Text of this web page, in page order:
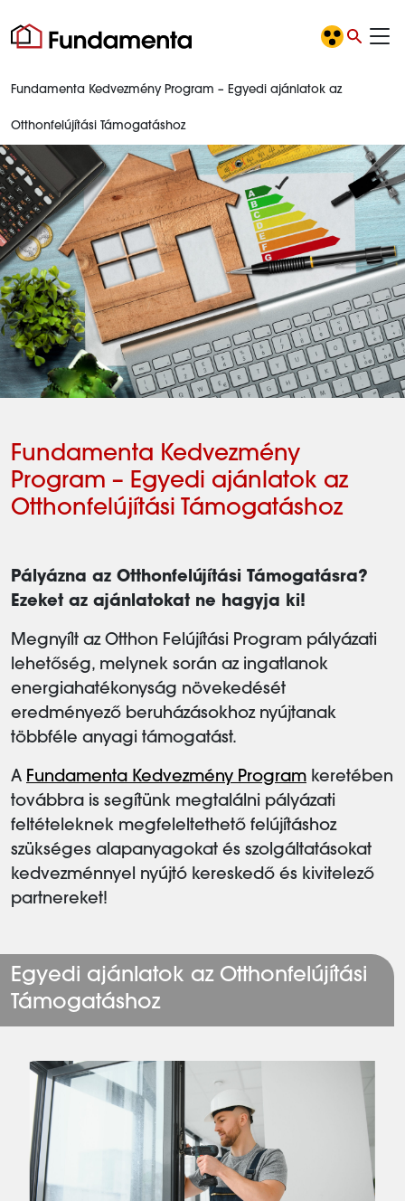
Fundamenta Kedvezmény Program – Egyedi ajánlatok az
Otthonfelújítási Támogatáshoz
Fundamenta Kedvezmény
Program – Egyedi ajánlatok az
Otthonfelújítási Támogatáshoz
Pályázna az Otthonfelújítási Támogatásra?
Ezeket az ajánlatokat ne hagyja ki!
Megnyílt az Otthon Felújítási Program pályázati
lehetőség, melynek során az ingatlanok
energiahatékonyság növekedését
eredményező beruházásokhoz nyújtanak
többféle anyagi támogatást.
A Fundamenta Kedvezmény Program keretében
továbbra is segítünk megtalálni pályázati
feltételeknek megfeleltethető felújításhoz
szükséges alapanyagokat és szolgáltatásokat
kedvezménnyel nyújtó kereskedő és kivitelező
partnereket!
Egyedi ajánlatok az Otthonfelújítási
Támogatáshoz
Nyílászárók és Árnyékolás